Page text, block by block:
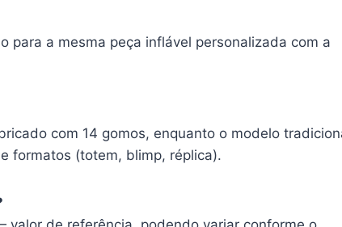
para a mesma peça inflável personalizada com a
com 14 gomos, enquanto o modelo
formatos (totem, blimp, réplica).